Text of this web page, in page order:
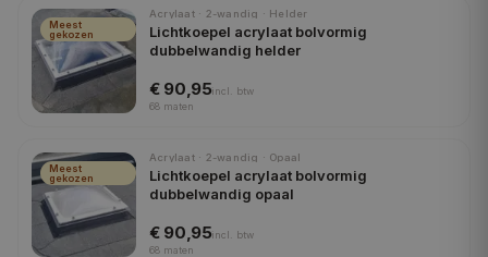
Meest
gekozen
Acrylaat · 2-wandig · Helder
Lichtkoepel acrylaat bolvormig
dubbelwandig helder
€ 90,95incl.
btw
68 maten
Meest
gekozen
Acrylaat · 2-wandig · Opaal
Lichtkoepel acrylaat bolvormig
dubbelwandig opaal
€ 90,95incl.
btw
68 maten